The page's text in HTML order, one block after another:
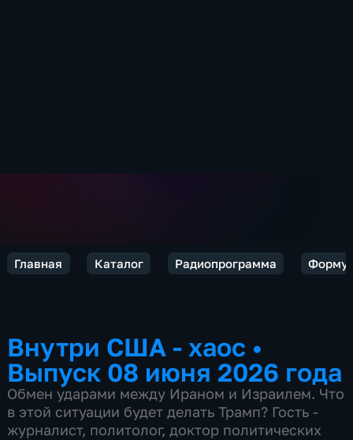
Главная Каталог Радиопрограмма
Внутри США - хаос •
Выпуск 08 июня 2026 года
Обмен ударами между Ираном и Израилем. Что
в этой ситуации будет делать Трамп? Гость -
журналист, политолог, доктор политических